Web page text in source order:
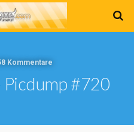
Kommentare
#720